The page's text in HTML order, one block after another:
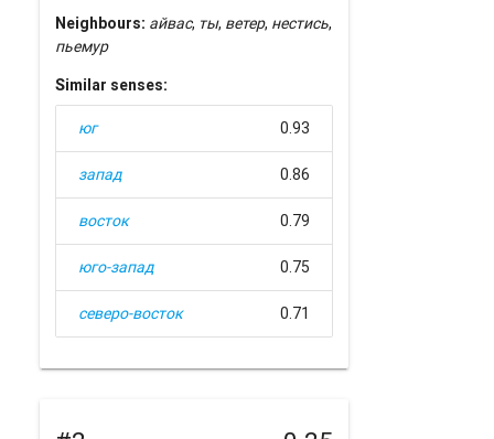
Neighbours: айвас, ты, ветер, нестись,
пьемур
Similar senses:
юг 0.93
запад 0.86
восток 0.79
юго-запад 0.75
северо-восток 0.71